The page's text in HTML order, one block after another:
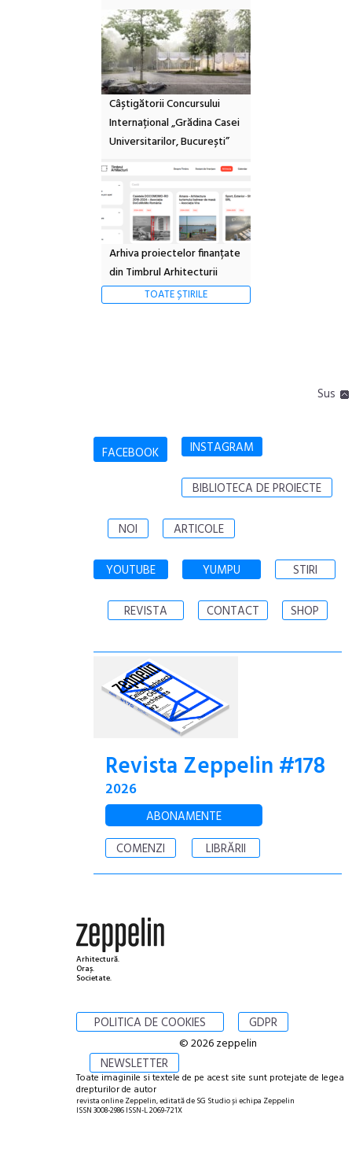
Câștigătorii Concursului
Internațional „Grădina Casei
Universitarilor, București”
Arhiva proiectelor finanțate
din Timbrul Arhitecturii
TOATE ȘTIRILE
Sus
FACEBOOK INSTAGRAM
BIBLIOTECA DE PROIECTE
NOI ARTICOLE
YOUTUBE YUMPU STIRI
REVISTA CONTACT SHOP
Revista Zeppelin #178
2026
ABONAMENTE
COMENZI
LIBRĂRII
Arhitectură.
Oraș.
Societate.
POLITICA DE COOKIES GDPR
NEWSLETTER
© 2026 zeppelin
Toate imaginile si textele de pe acest site sunt protejate de legea
drepturilor de autor
revista online Zeppelin, editată de SG Studio și echipa Zeppelin
ISSN 3008-2986 ISSN-L 2069-721X